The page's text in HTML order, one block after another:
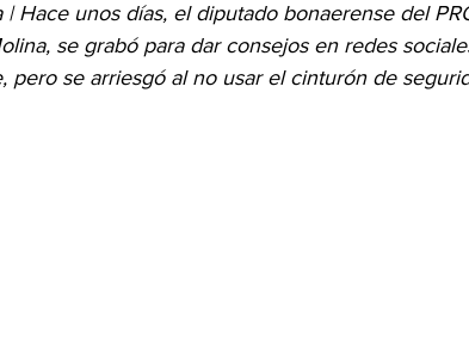
Cañada de Gómez Firmat Educación
| Hace unos días, el diputado bonaerense del
se grabó para dar consejos en redes
pero se arriesgó al no usar el cinturón de